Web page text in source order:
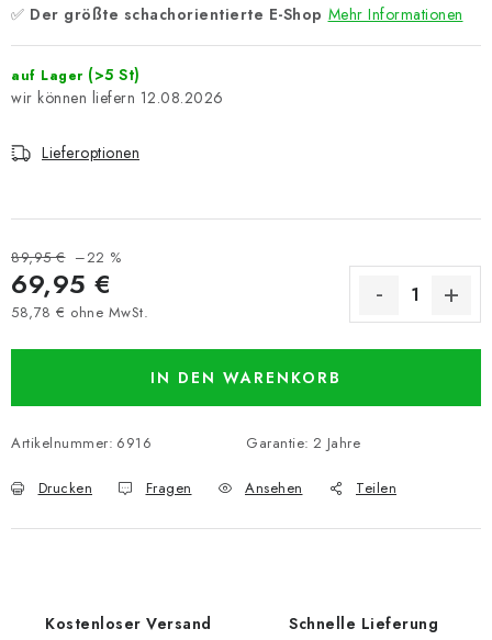
✅ Der größte schachorientierte E-Shop Mehr Informationen
auf Lager (>5 St)
12.08.2026
Lieferoptionen
89,95 € –22 %
69,95 €
58,78 € ohne MwSt.
IN DEN WARENKORB
Artikelnummer: 6916 Garantie: 2 Jahre
Drucken Fragen Ansehen Teilen
Kostenloser Versand Schnelle Lieferung